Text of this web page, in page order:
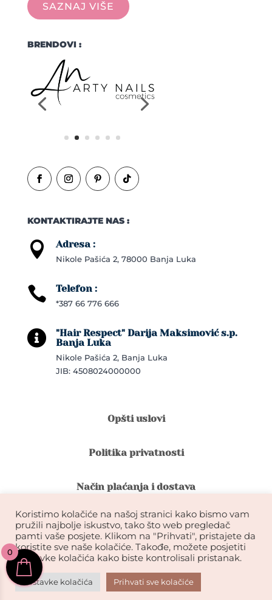
SAZNAJ VIŠE
BRENDOVI :
KONTAKTIRAJTE NAS :
 Adresa :
Nikole Pašića 2, 78000 Banja Luka
 Telefon :
*387 66 776 666

"Hair Respect" Darija Maksimović s.p.
Banja Luka
Nikole Pašića 2, Banja Luka
JIB: 4508024000000
Opšti uslovi
Politika privatnosti
Način plaćanja i dostava
Reklamacije i povrat robe
Garancija na kvalitet ekstenzija
Koristimo kolačiće na našoj stranici kako bismo vam
pružili najbolje iskustvo, tako što web pregledač
pamti vaše posjete. Klikom na "Prihvati", pristajete da
koristite sve naše kolačiće. Takođe, možete posjetiti
postavke kolačića kako biste kontrolisali pristanak.
Postavke kolačića Prihvati sve kolačiće
0